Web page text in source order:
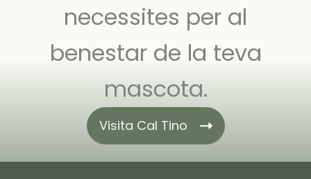
necessites per al
benestar de la teva
mascota.
Visita Cal Tino